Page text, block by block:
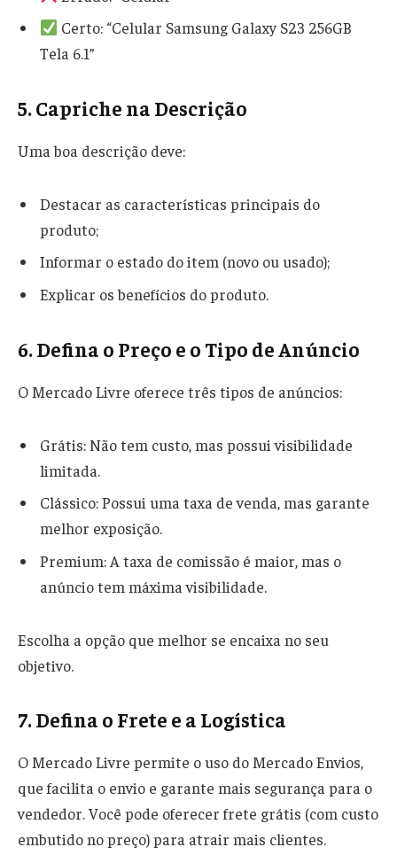
Certo: “Celular Samsung Galaxy S23 256GB
Tela 6.1”
5. Capriche na Descrição
Uma boa descrição deve:
Destacar as características principais do
produto;
Informar o estado do item (novo ou usado);
Explicar os benefícios do produto.
6. Defina o Preço e o Tipo de Anúncio
O Mercado Livre oferece três tipos de anúncios:
Grátis: Não tem custo, mas possui visibilidade
limitada.
Clássico: Possui uma taxa de venda, mas garante
melhor exposição.
Premium: A taxa de comissão é maior, mas o
anúncio tem máxima visibilidade.
Escolha a opção que melhor se encaixa no seu
objetivo.
7. Defina o Frete e a Logística
O Mercado Livre permite o uso do Mercado Envios,
que facilita o envio e garante mais segurança para o
vendedor. Você pode oferecer frete grátis (com custo
embutido no preço) para atrair mais clientes.